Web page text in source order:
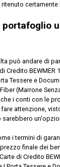
Scopri
ritenuto
può andare di
Credito BEWMER
Tessere e
(Marrone
i conti con le
attenzione,
i termini di
finale dei
di Credito